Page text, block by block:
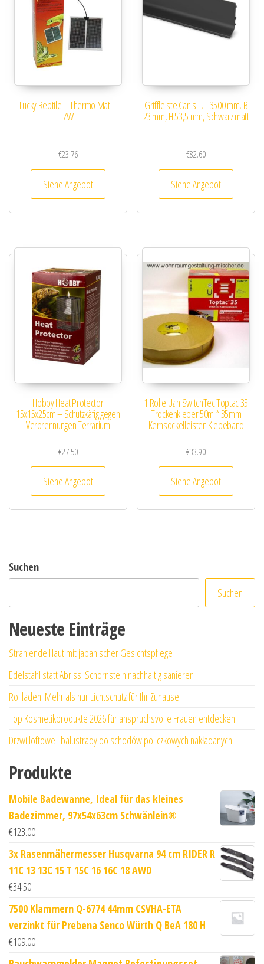
Lucky Reptile – Thermo Mat –
7W
€23.76
Siehe Angebot
Griffleiste Canis L, L 3500 mm, B
23 mm, H 53,5 mm, Schwarz matt
€82.60
Siehe Angebot
Hobby Heat Protector
15x15x25cm – Schutzkäfig gegen
Verbrennungen Terrarium
€27.50
Siehe Angebot
1 Rolle Uzin SwitchTec Toptac 35
Trockenkleber 50m * 35mm
Kernsockelleisten Klebeband
€33.90
Siehe Angebot
Suchen
Suchen
Neueste Einträge
Strahlende Haut mit japanischer Gesichtspflege
Edelstahl statt Abriss: Schornstein nachhaltig sanieren
Rollläden: Mehr als nur Lichtschutz für Ihr Zuhause
Top Kosmetikprodukte 2026 für anspruchsvolle Frauen entdecken
Drzwi loftowe i balustrady do schodów policzkowych nakładanych
Produkte
Mobile Badewanne, Ideal für das kleines
Badezimmer, 97x54x63cm Schwänlein®
€123.00
3x Rasenmähermesser Husqvarna 94 cm RIDER R
11C 13 13C 15 T 15C 16 16C 18 AWD
€34.50
7500 Klammern Q-6774 44mm CSVHA-ETA
verzinkt für Prebena Senco Würth Q BeA 180 H
€109.00